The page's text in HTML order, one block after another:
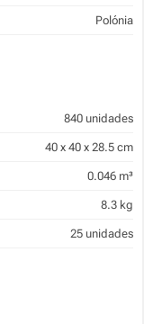
Polónia
840 unidades
40 x 40 x 28.5 cm
0.046 m³
8.3 kg
25 unidades